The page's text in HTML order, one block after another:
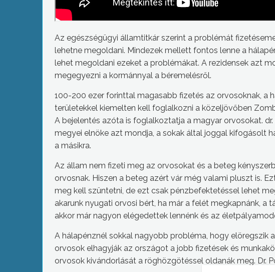
Az egészségügyi államtitkár szerint a problémát
lehetne megoldani. Mindezek mellett fontos lenne a
lehet megoldani ezeket a problémákat. A rezidensek azt
megegyezni a kormánnyal a béremelésről.
100-200 ezer forinttal magasabb fizetés az orvosoknak, a
területekkel kiemelten kell foglalkozni a közeljövőben
A bejelentés azóta is foglalkoztatja a magyar orvosokat.
megyei elnöke azt mondja, a sokak által joggal kifogásolt
a másikra.
Az állam nem fizeti meg az orvosokat és a beteg
orvosnak. Hiszen a beteg azért vár még valami pluszt is.
meg kell szüntetni, de ezt csak pénzbefektetéssel lehet
akarunk nyugati orvosi bért, ha már a felét megkapnánk, a
akkor már nagyon elégedettek lennénk és az
A hálapénznél sokkal nagyobb probléma, hogy elöregszik
orvosok elhagyják az országot a jobb fizetések és
orvosok kivándorlását a röghözgötéssel oldanák meg. Dr.